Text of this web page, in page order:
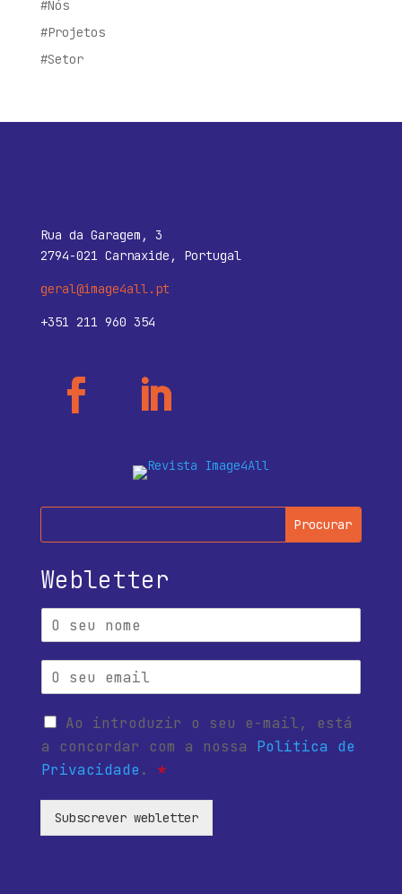
#Nós
#Projetos
#Setor
Rua da Garagem, 3
2794-021 Carnaxide, Portugal
geral@image4all.pt
+351 211 960 354
Webletter
Ao introduzir o seu e-mail, está
a concordar com a nossa Política de
Privacidade . *
Subscrever webletter